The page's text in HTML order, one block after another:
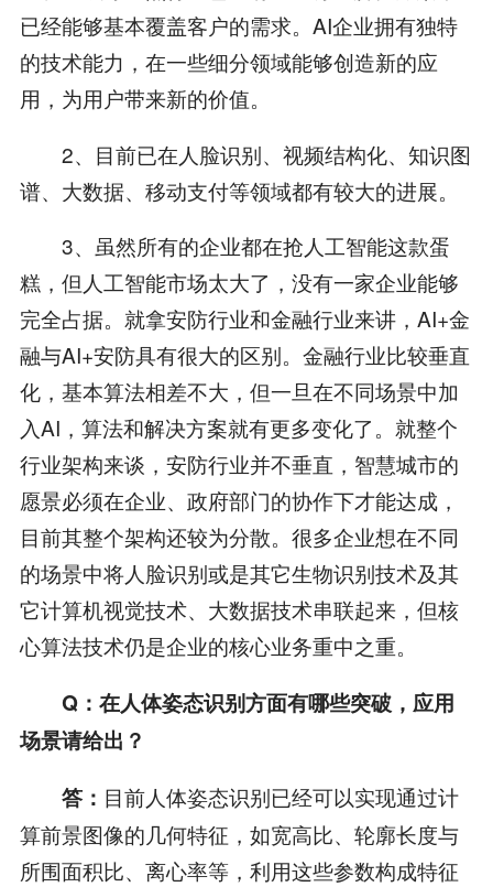
已经能够基本覆盖客户的需求。AI企业拥有独特
的技术能力，在一些细分领域能够创造新的应
用，为用户带来新的价值。
2、目前已在人脸识别、视频结构化、知识图
谱、大数据、移动支付等领域都有较大的进展。
3、虽然所有的企业都在抢人工智能这款蛋
糕，但人工智能市场太大了，没有一家企业能够
完全占据。就拿安防行业和金融行业来讲，AI+金
融与AI+安防具有很大的区别。金融行业比较垂直
化，基本算法相差不大，但一旦在不同场景中加
入AI，算法和解决方案就有更多变化了。就整个
行业架构来谈，安防行业并不垂直，智慧城市的
愿景必须在企业、政府部门的协作下才能达成，
目前其整个架构还较为分散。很多企业想在不同
的场景中将人脸识别或是其它生物识别技术及其
它计算机视觉技术、大数据技术串联起来，但核
心算法技术仍是企业的核心业务重中之重。
Q：在人体姿态识别方面有哪些突破，应用
场景请给出？
答： 目前人体姿态识别已经可以实现通过计
算前景图像的几何特征，如宽高比、轮廓长度与
所围面积比、离心率等，利用这些参数构成特征